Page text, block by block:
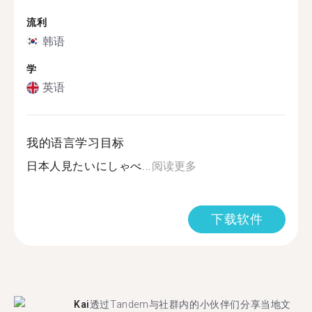
流利
韩语
学
英语
我的语言学习目标
日本人見たいにしゃべ...阅读更多
下载软件
Kai透过Tandem与社群内的小伙伴们分享当地文